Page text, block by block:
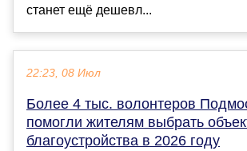
станет ещё дешевл...
22:23, 08 Июл
Более 4 тыс. волонтеров
помогли жителям выбрать
благоустройства в 2026 году